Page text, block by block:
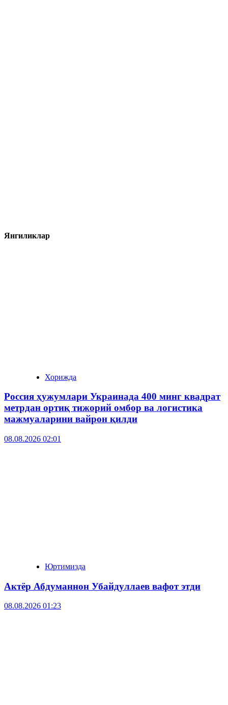
Янгиликлар
Хорижда
Россия ҳужумлари Украинада 400 минг квадрат
метрдан ортиқ тижорий омбор ва логистика
мажмуаларини вайрон қилди
08.08.2026 02:01
Юртимизда
Актёр Абду­маннон Убайдуллаев вафот этди
08.08.2026 01:23